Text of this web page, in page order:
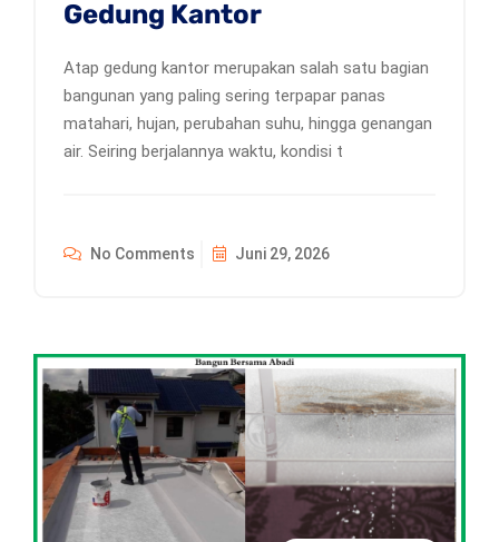
Gedung Kantor
Atap gedung kantor merupakan salah satu bagian
bangunan yang paling sering terpapar panas
matahari, hujan, perubahan suhu, hingga genangan
air. Seiring berjalannya waktu, kondisi t
No Comments Juni 29, 2026